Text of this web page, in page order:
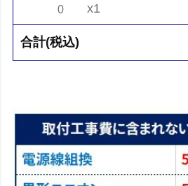
0
x1
合計(税込)